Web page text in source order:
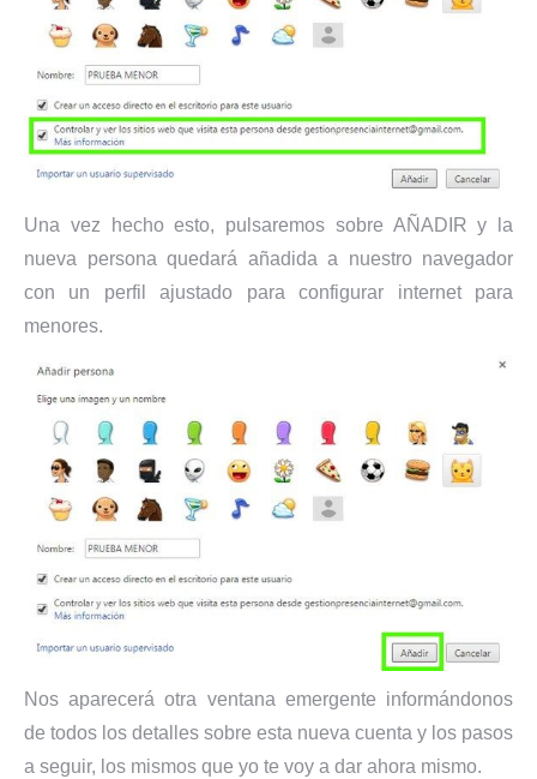
Una vez hecho esto, pulsaremos sobre AÑADIR y la
nueva persona quedará añadida a nuestro navegador
con un perfil ajustado para configurar internet para
menores.
Nos aparecerá otra ventana emergente informándonos
de todos los detalles sobre esta nueva cuenta y los pasos
a seguir, los mismos que yo te voy a dar ahora mismo.